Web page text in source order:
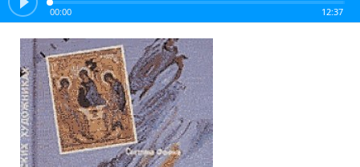
00:00 12:37